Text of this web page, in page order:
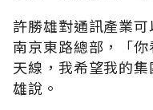
許勝雄對通訊產業
南京東路總部，「
天線，我希望我的
雄說。